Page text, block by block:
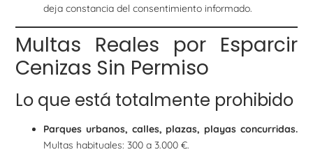
deja constancia del consentimiento informado.
Multas Reales por Esparcir
Cenizas Sin Permiso
Lo que está totalmente prohibido
Parques urbanos, calles, plazas, playas concurridas.
Multas habituales: 300 a 3.000 €.